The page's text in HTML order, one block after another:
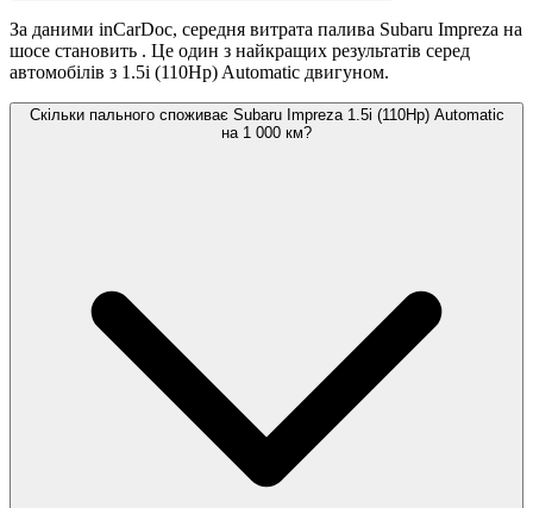
За даними inCarDoc, середня витрата палива Subaru Impreza на
шосе становить . Це один з найкращих результатів серед
автомобілів з 1.5i (110Hp) Automatic двигуном.
Скільки пального споживає Subaru Impreza 1.5i (110Hp) Automatic
на 1 000 км?